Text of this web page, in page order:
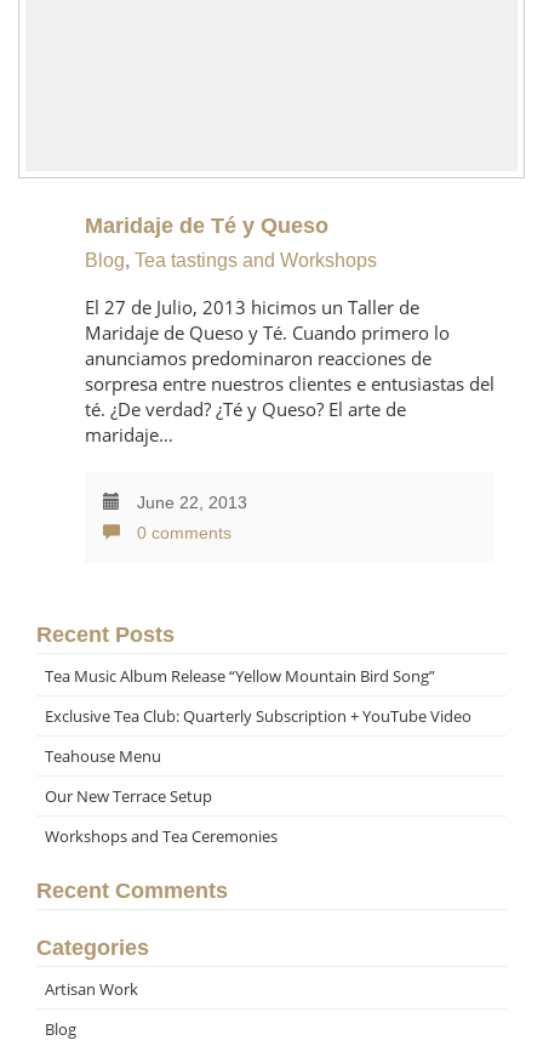
Maridaje de Té y Queso
Blog, Tea tastings and Workshops
El 27 de Julio, 2013 hicimos un Taller de
Maridaje de Queso y Té. Cuando primero lo
anunciamos predominaron reacciones de
sorpresa entre nuestros clientes e entusiastas del
té. ¿De verdad? ¿Té y Queso? El arte de
maridaje…
June 22, 2013
0 comments
Recent Posts
Tea Music Album Release “Yellow Mountain Bird Song”
Exclusive Tea Club: Quarterly Subscription + YouTube Video
Teahouse Menu
Our New Terrace Setup
Workshops and Tea Ceremonies
Recent Comments
Categories
Artisan Work
Blog